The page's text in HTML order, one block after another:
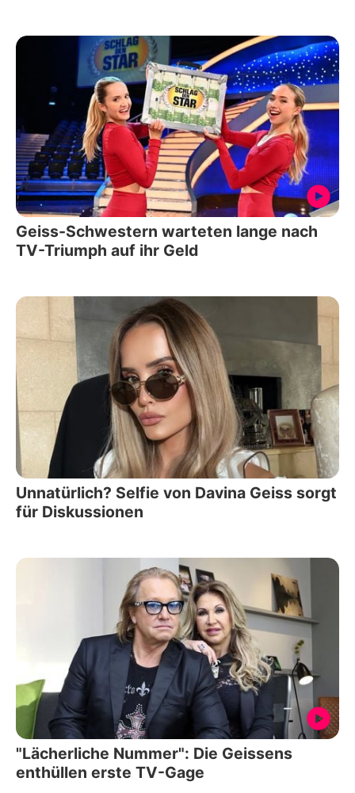
Geiss-Schwestern warteten lange nach
TV-Triumph auf ihr Geld
Unnatürlich? Selfie von Davina Geiss sorgt
für Diskussionen
"Lächerliche Nummer": Die Geissens
enthüllen erste TV-Gage